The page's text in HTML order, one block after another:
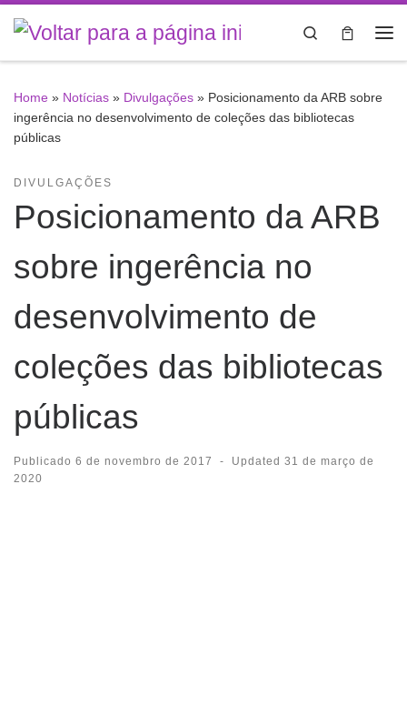
Skip to content
Search
Home » Notícias » Divulgações » Posicionamento da ARB sobre
ingerência no desenvolvimento de coleções das bibliotecas
públicas
DIVULGAÇÕES
Posicionamento da ARB
sobre ingerência no
desenvolvimento de
coleções das bibliotecas
públicas
Publicado 6 de novembro de 2017 - Updated 31 de março de
2020